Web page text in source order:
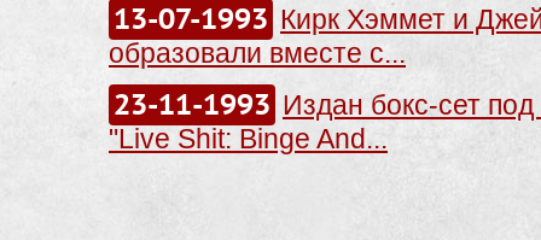
13-07-1993 Кирк Хэммет и
образовали вместе с...
23-11-1993 Издан бокс-сет
"Live Shit: Binge And...